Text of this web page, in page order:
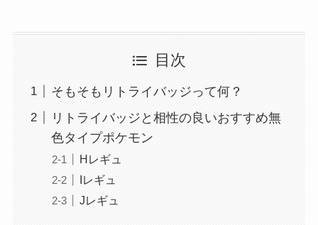
目次
そもそもリトライバッジって何？
リトライバッジと相性の良いおすすめ無
色タイプポケモン
Hレギュ
Iレギュ
Jレギュ